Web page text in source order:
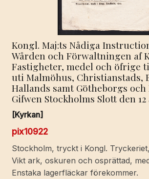
Kongl. Maj:ts Nådiga
Wården och Förwaltningen af
Fastigheter, medel och öfrige
uti Malmöhus, Christianstads,
Hallands samt Götheborgs och
Gifwen Stockholms Slott den 12
[Kyrkan]
pix10922
Stockholm, tryckt i Kongl. Tryckeriet,
Vikt ark, oskuren och osprättad,
Enstaka lagerfläckar förekommer.